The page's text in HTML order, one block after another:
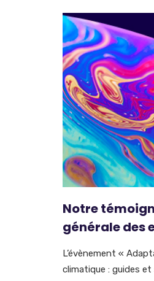
Notre
générale des
L’évènement «
climatique : guides